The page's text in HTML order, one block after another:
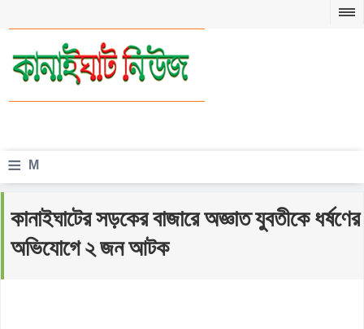
≡ M
n
u
কানাইঘাটের সড়কের বাজারে অজ্ঞাত যুবতীকে ধর্ষণের
অভিযোগে ২ জন আটক